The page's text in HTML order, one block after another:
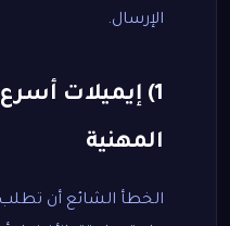
الإرسال.
1) إيميلات
المهنية
الخطأ الشائع أن